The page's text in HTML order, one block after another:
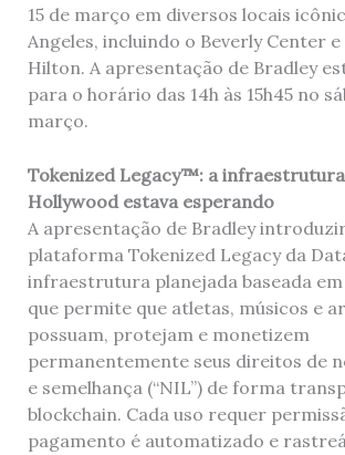
15 de março em diversos locais
Angeles, incluindo o Beverly Center
Hilton. A apresentação de Bradley
para o horário das 14h às 15h45 no
março.
Tokenized Legacy™: a
Hollywood estava esperando
A apresentação de Bradley
plataforma Tokenized Legacy da
infraestrutura planejada baseada
que permite que atletas, músicos e
possuam, protejam e monetizem
permanentemente seus direitos de
e semelhança (“NIL”) de forma
blockchain. Cada uso requer
pagamento é automatizado e